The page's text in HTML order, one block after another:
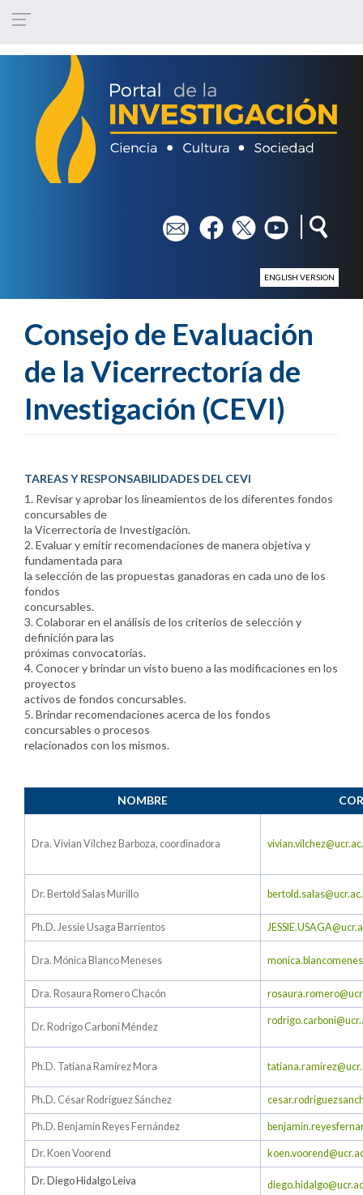
em fb tw yt
ENGLISH VERSION
Consejo de Evaluación
de la Vicerrectoría de
Investigación (CEVI)
TAREAS Y RESPONSABILIDADES DEL CEVI
1. Revisar y aprobar los lineamientos de los diferentes fondos
concursables de
la Vicerrectoría de Investigación.
2. Evaluar y emitir recomendaciones de manera objetiva y
fundamentada para
la selección de las propuestas ganadoras en cada uno de los
fondos
concursables.
3. Colaborar en el análisis de los criterios de selección y
definición para las
próximas convocatorias.
4. Conocer y brindar un visto bueno a las modificaciones en los
proyectos
activos de fondos concursables.
5. Brindar recomendaciones acerca de los fondos
concursables o procesos
relacionados con los mismos.
NOMBRE
Dra. Vivian Vílchez Barboza, coordinadora
Dr. Bertold Salas Murillo
Ph.D. Jessie Usaga Barrientos
Dra. Mónica Blanco Meneses
Dra. Rosaura Romero Chacón
Dr. Rodrigo Carboni Méndez
Ph.D. Tatiana Ramírez Mora
Ph.D. César Rodríguez Sánchez
Ph.D. Benjamín Reyes Fernández
Dr. Koen Voorend
Dr. Diego Hidalgo Leiva